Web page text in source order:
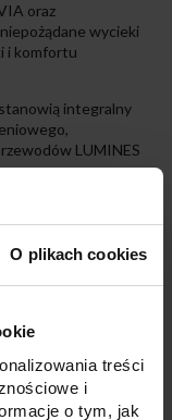
O plikach cookies
treści
i
o tym, jak
oraz
wycieki
i komfortu
integralny
LUMINES